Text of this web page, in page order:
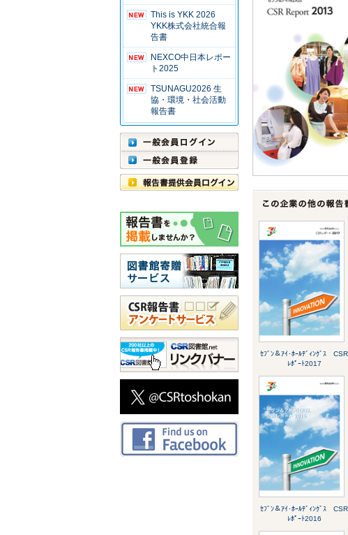
This is YKK 2026
YKK株式会社統合報
告書
NEXCO中日本レポー
ト2025
TSUNAGU2026 生
協・環境・社会活動
報告書
ｾﾌﾞﾝ＆ｱｲ･ﾎｰﾙﾃﾞｨﾝｸﾞｽ CSR
ﾚﾎﾟｰﾄ2017
ｾﾌﾞﾝ＆ｱｲ･ﾎｰﾙﾃﾞｨﾝｸﾞｽ CSR
ﾚﾎﾟｰﾄ2016